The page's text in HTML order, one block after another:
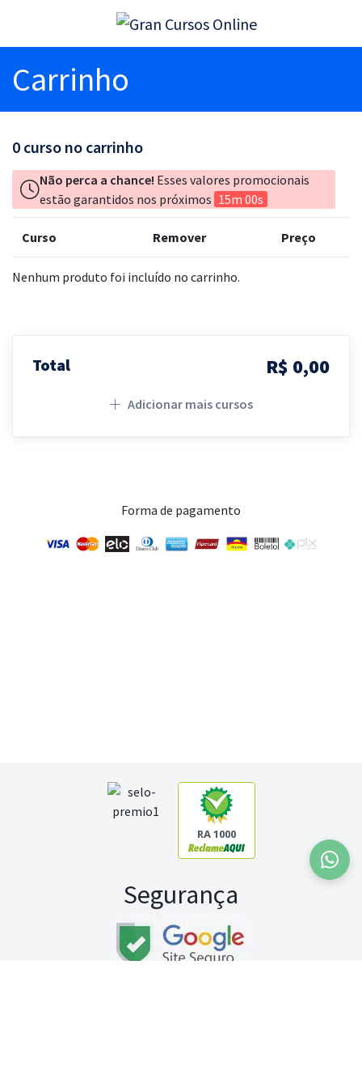
Carrinho
0 curso no carrinho
Não perca a chance! Esses valores promocionais
estão garantidos nos próximos 15m 00s
Curso Remover Preço
Nenhum produto foi incluído no carrinho.
Total R$ 0,00
Adicionar mais cursos
Forma de pagamento
RA 1000
Segurança